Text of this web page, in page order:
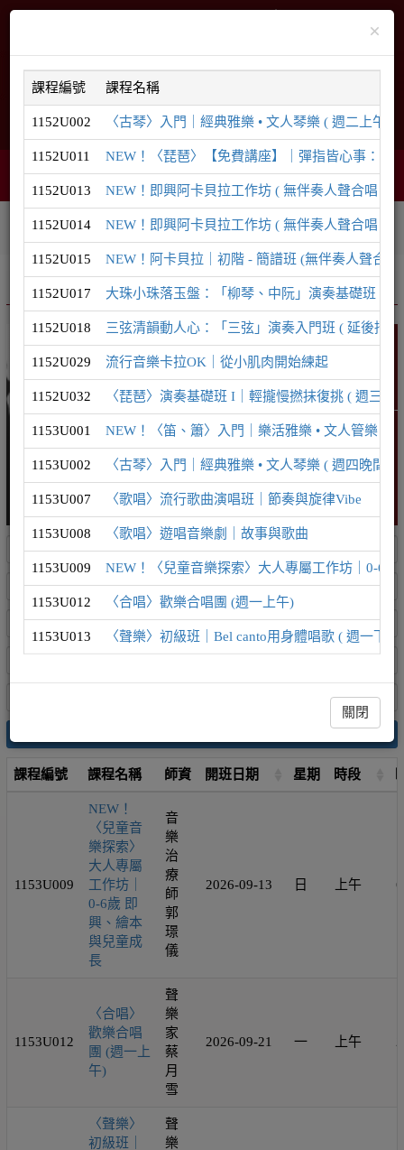
English 網站導覽
網頁選單
購物車 0
學員登入
課程系列
相關連結
推廣課程 音樂系列
音樂
課程編號 課程名稱 師資 開班日期 星期 時段
1153U009
NEW！
〈兒童音
樂探索〉
大人專屬
工作坊｜
0-6歲 即
興、繪本
與兒童成
長
音
樂
治
療
師
郭
璟
儀
2026-09-13 日 上午 6
1153U012
〈合唱〉
歡樂合唱
團 (週一上
午)
聲
樂
家
蔡
月
雪
2026-09-21 一 上午
〈聲樂〉
初級班｜
聲
樂
×
課程編號 課程名稱
1152U002 〈古琴〉入門｜經典雅樂 • 文人琴樂 ( 週二上午
1152U011 NEW！〈琵琶〉【免費講座】｜彈指皆心事：為
1152U013 NEW！即興阿卡貝拉工作坊 ( 無伴奏人聲合唱｜
1152U014 NEW！即興阿卡貝拉工作坊 ( 無伴奏人聲合唱｜
1152U015 NEW！阿卡貝拉｜初階 - 簡譜班 (無伴奏人聲合唱)
1152U017 大珠小珠落玉盤：「柳琴、中阮」演奏基礎班 (
1152U018 三弦清韻動人心：「三弦」演奏入門班 ( 延後招
1152U029 流行音樂卡拉OK｜從小肌肉開始練起
1152U032 〈琵琶〉演奏基礎班 I｜輕攏慢撚抹復挑 ( 週三
1153U001 NEW！〈笛、簫〉入門｜樂活雅樂 • 文人管樂 (
1153U002 〈古琴〉入門｜經典雅樂 • 文人琴樂 ( 週四晚間 )
1153U007 〈歌唱〉流行歌曲演唱班｜節奏與旋律Vibe
1153U008 〈歌唱〉遊唱音樂劇｜故事與歌曲
1153U009 NEW！〈兒童音樂探索〉大人專屬工作坊｜0-6
1153U012 〈合唱〉歡樂合唱團 (週一上午)
1153U013 〈聲樂〉初級班｜Bel canto用身體唱歌 ( 週一下午
關閉